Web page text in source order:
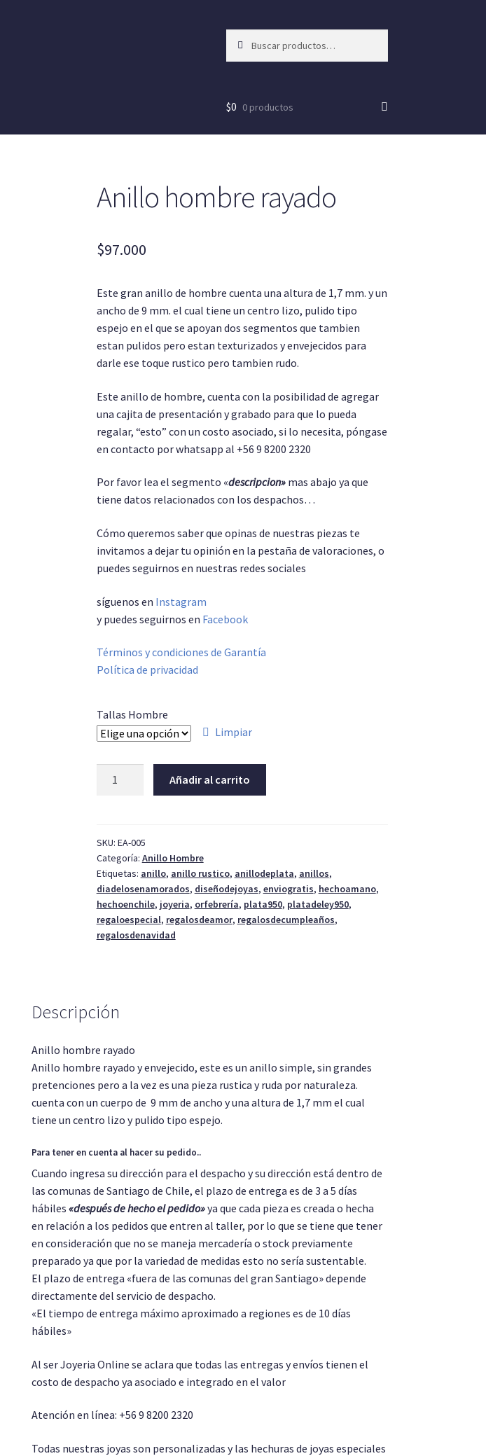
por:
$0 0 productos
Anillo hombre rayado
$97.000
Este gran anillo de hombre cuenta una altura de 1,7 mm. y un
ancho de 9 mm. el cual tiene un centro lizo, pulido tipo
espejo en el que se apoyan dos segmentos que tambien
estan pulidos pero estan texturizados y envejecidos para
darle ese toque rustico pero tambien rudo.
Este anillo de hombre, cuenta con la posibilidad de agregar
una cajita de presentación y grabado para que lo pueda
regalar, “esto” con un costo asociado, si lo necesita, póngase
en contacto por whatsapp al +56 9 8200 2320
Por favor lea el segmento «descripcion»mas abajo ya que
tiene datos relacionados con los despachos…
Cómo queremos saber que opinas de nuestras piezas te
invitamos a dejar tu opinión en la pestaña de valoraciones, o
puedes seguirnos en nuestras redes sociales
síguenos en Instagram
y puedes seguirnos en Facebook
Términos y condiciones de Garantía
Política de privacidad
Tallas Hombre
Limpiar
Añadir al carrito
SKU: EA-005
Categoría: Anillo Hombre
Etiquetas: anillo, anillo rustico, anillodeplata, anillos,
diadelosenamorados, diseñodejoyas, enviogratis, hechoamano,
hechoenchile, joyeria, orfebrería, plata950, platadeley950,
regaloespecial, regalosdeamor, regalosdecumpleaños,
regalosdenavidad
Descripción
Anillo hombre rayado
Anillo hombre rayado y envejecido, este es un anillo simple, sin grandes
pretenciones pero a la vez es una pieza rustica y ruda por naturaleza.
cuenta con un cuerpo de 9 mm de ancho y una altura de 1,7 mm el cual
tiene un centro lizo y pulido tipo espejo.
Para tener en cuenta al hacer su pedido..
Cuando ingresa su dirección para el despacho y su dirección está dentro de
las comunas de Santiago de Chile, el plazo de entrega es de 3 a 5 días
hábiles«después de hecho el pedido»ya que cada pieza es creada o hecha
en relación a los pedidos que entren al taller, por lo que se tiene que tener
en consideración que no se maneja mercadería o stock previamente
preparado ya que por la variedad de medidas esto no sería sustentable.
El plazo de entrega «fuera de las comunas del gran Santiago» depende
directamente del servicio de despacho.
«El tiempo de entrega máximo aproximado a regiones es de 10 días
hábiles»
Al ser Joyeria Online se aclara que todas las entregas y envíos tienen el
costo de despacho ya asociado e integrado en el valor
Atención en línea: +56 9 8200 2320
Todas nuestras joyas son personalizadas y las hechuras de joyas especiales